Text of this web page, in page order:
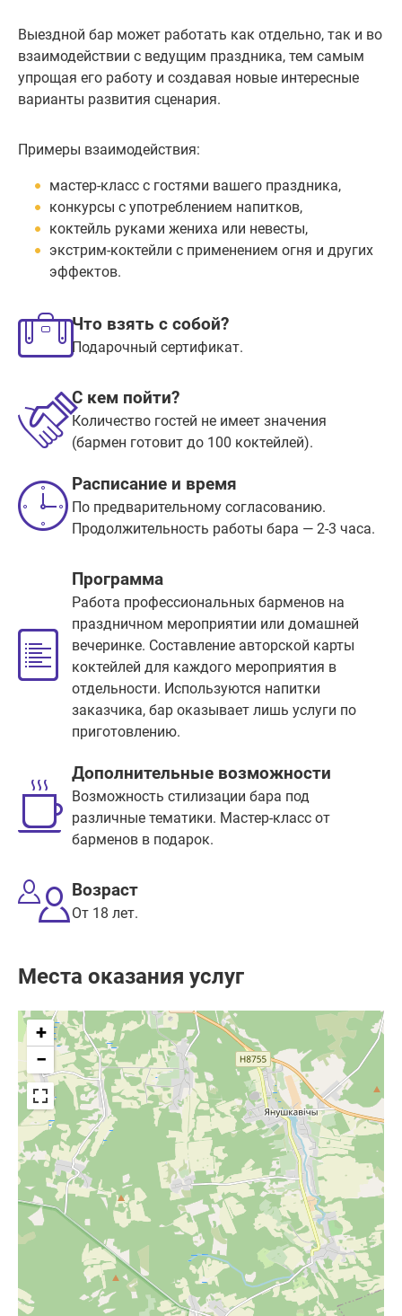
Выездной бар может работать как отдельно, так и во
взаимодействии с ведущим праздника, тем самым
упрощая его работу и создавая новые интересные
варианты развития сценария.
Примеры взаимодействия:
мастер-класс с гостями вашего праздника,
конкурсы с употреблением напитков,
коктейль руками жениха или невесты,
экстрим-коктейли с применением огня и других
эффектов.
Что взять с собой?
Подарочный сертификат.
С кем пойти?
Количество гостей не имеет значения
(бармен готовит до 100 коктейлей).
Расписание и время
По предварительному согласованию.
Продолжительность работы бара — 2-3 часа.
Программа
Работа профессиональных барменов на
праздничном мероприятии или домашней
вечеринке. Составление авторской карты
коктейлей для каждого мероприятия в
отдельности. Используются напитки
заказчика, бар оказывает лишь услуги по
приготовлению.
Дополнительные возможности
Возможность стилизации бара под
различные тематики. Мастер-класс от
барменов в подарок.
Возраст
От 18 лет.
Места оказания услуг
+
−